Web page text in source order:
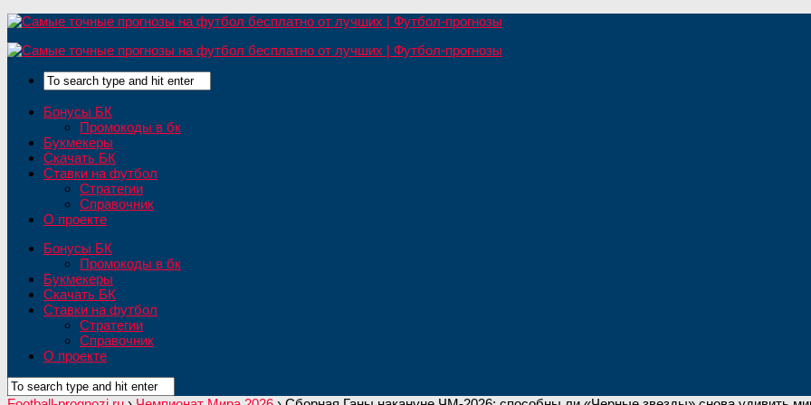
Бонусы БК
Промокоды в бк
Букмекеры
Скачать БК
Ставки на футбол
Стратегии
Справочник
О проекте
Бонусы БК
Промокоды в бк
Букмекеры
Скачать БК
Ставки на футбол
Стратегии
Справочник
О проекте